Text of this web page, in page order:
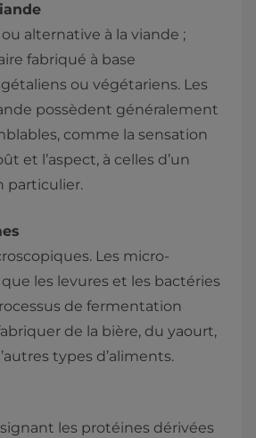
alternative à la viande ;
fabriqué à base
ou végétariens. Les
possèdent généralement
comme la sensation
et l’aspect, à celles d’un
particulier.
Les micro-
les levures et les bactéries
de fermentation
de la bière, du yaourt,
types d’aliments.
les protéines dérivées